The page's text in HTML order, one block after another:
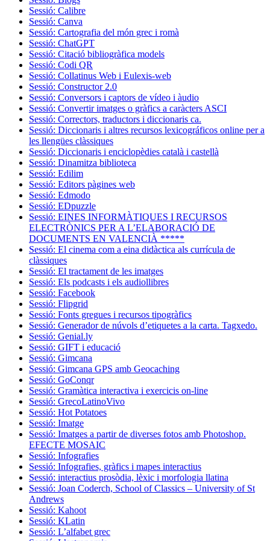
Sessió: Calibre
Sessió: Canva
Sessió: Cartografia del món grec i romà
Sessió: ChatGPT
Sessió: Citació bibliogràfica models
Sessió: Codi QR
Sessió: Collatinus Web i Eulexis-web
Sessió: Constructor 2.0
Sessió: Conversors i captors de vídeo i àudio
Sessió: Convertir imatges o gràfics a caràcters ASCI
Sessió: Correctors, traductors i diccionaris ca.
Sessió: Diccionaris i altres recursos lexicográficos online per a
les llengües clàssiques
Sessió: Diccionaris i enciclopèdies català i castellà
Sessió: Dinamitza biblioteca
Sessió: Edilim
Sessió: Editors pàgines web
Sessió: Edmodo
Sessió: EDpuzzle
Sessió: EINES INFORMÀTIQUES I RECURSOS
ELECTRÒNICS PER A L’ELABORACIÓ DE
DOCUMENTS EN VALENCIÀ *****
Sessió: El cinema com a eina didàctica als currícula de
clàssiques
Sessió: El tractament de les imatges
Sessió: Els podcasts i els audiollibres
Sessió: Facebook
Sessió: Flipgrid
Sessió: Fonts gregues i recursos tipogràfics
Sessió: Generador de núvols d’etiquetes a la carta. Tagxedo.
Sessió: Genial.ly
Sessió: GIFT i educació
Sessió: Gimcana
Sessió: Gimcana GPS amb Geocaching
Sessió: GoConqr
Sessió: Gramàtica interactiva i exercicis on-line
Sessió: GrecoLatinoVivo
Sessió: Hot Potatoes
Sessió: Imatge
Sessió: Imatges a partir de diverses fotos amb Photoshop.
EFECTE MOSAIC
Sessió: Infografies
Sessió: Infografies, gràfics i mapes interactius
Sessió: interactius prosòdia, lèxic i morfologia llatina
Sessió: Joan Coderch, School of Classics – University of St
Andrews
Sessió: Kahoot
Sessió: KLatin
Sessió: L’alfabet grec